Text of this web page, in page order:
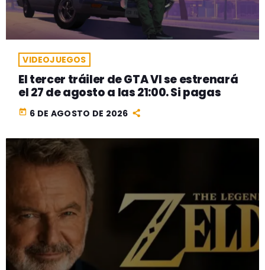
VIDEOJUEGOS
El tercer tráiler de GTA VI se estrenará
el 27 de agosto a las 21:00. Si pagas
today 6 DE AGOSTO DE 2026